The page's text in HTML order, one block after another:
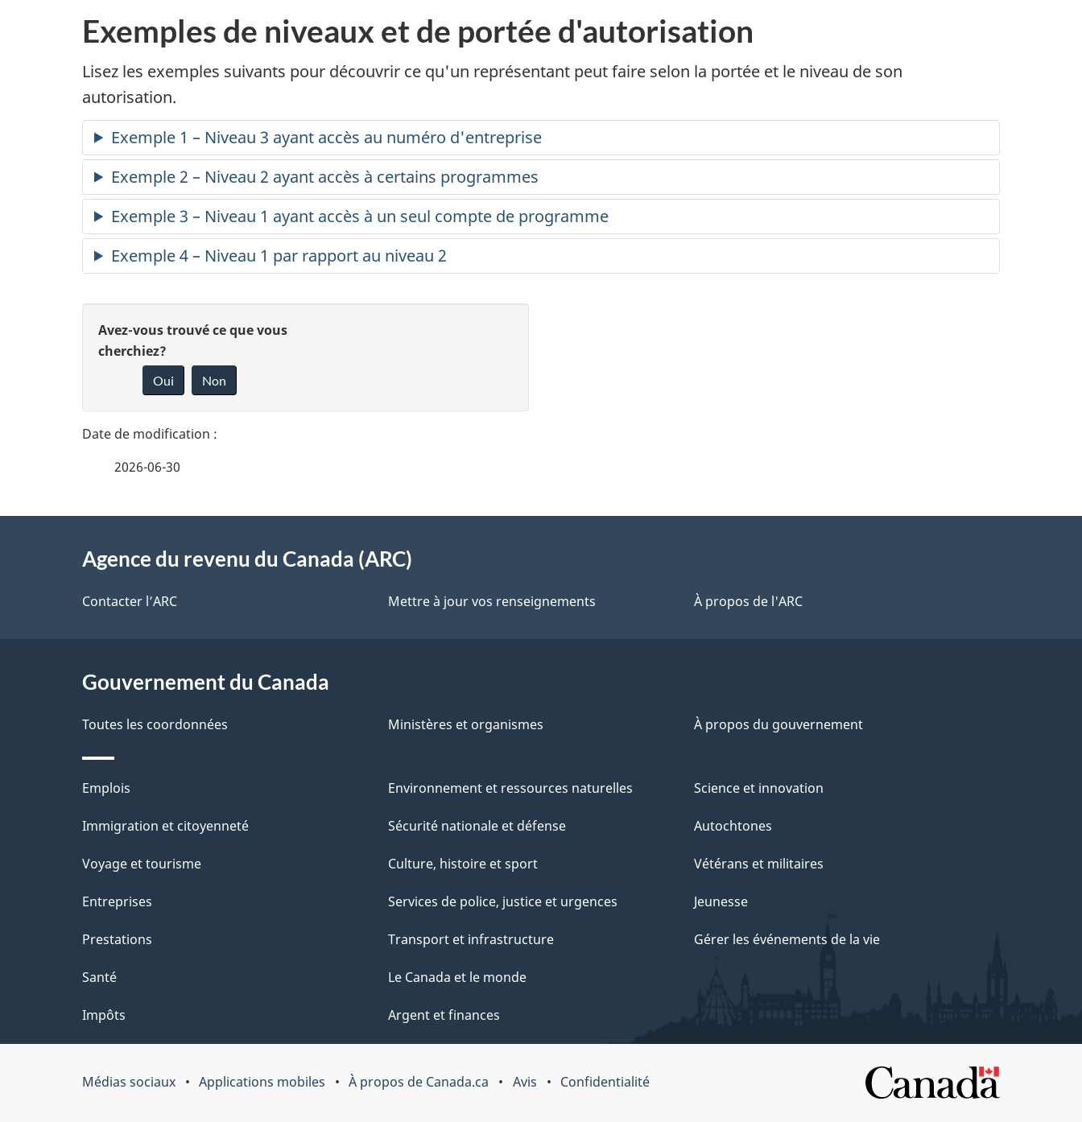
Exemples de niveaux et de portée d'autorisation
Lisez les exemples suivants pour découvrir ce qu'un représentant peut faire selon la portée et le niveau de son
autorisation.
Exemple 1 – Niveau 3 ayant accès au numéro d'entreprise
Exemple 2 – Niveau 2 ayant accès à certains programmes
Exemple 3 – Niveau 1 ayant accès à un seul compte de programme
Exemple 4 – Niveau 1 par rapport au niveau 2
D
é
a
l
s
d
a
p
a
g
e
D
n
v
o
r
o
a
c
t
i
s
r
Avez-vous trouvé ce que vous
cherchiez?
Oui Non
2026-06-30
proposAgence du revenu du Canada (ARC)
Contacter l’ARC Mettre à jour vos renseignements À propos de l'ARC
Gouvernement du Canada
Toutes les coordonnées Ministères et organismes À propos du gouvernement
Thèmes
et
Emplois
Immigration et citoyenneté
Voyage et tourisme
Entreprises
Prestations
Santé
Impôts
Environnement et ressources naturelles
Sécurité nationale et défense
Culture, histoire et sport
Services de police, justice et urgences
Transport et infrastructure
Le Canada et le monde
Argent et finances
Science et innovation
Autochtones
Vétérans et militaires
Jeunesse
Gérer les événements de la vie
Organisation
Médias sociaux Applications mobiles À propos de Canada.ca Avis Confidentialité